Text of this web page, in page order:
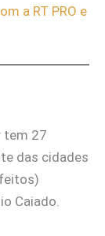
a RT PRO e
tem 27
das cidades
Caiado.